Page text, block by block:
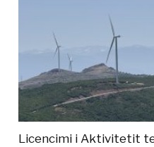
Licencimi i Aktivitetit